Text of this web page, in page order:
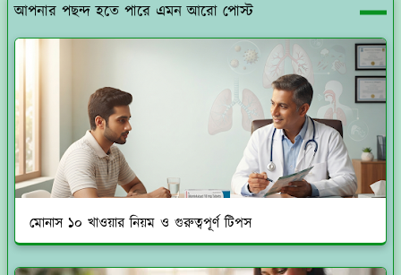
আপনার পছন্দ হতে পারে এমন আরো পোস্ট
মোনাস ১০ খাওয়ার নিয়ম ও গুরুত্বপূর্ণ টিপস